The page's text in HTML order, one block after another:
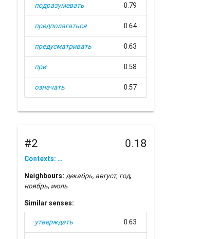
подразумевать 0.79
предполагаться 0.64
предусматривать 0.63
при 0.58
означать 0.57
#2 0.18
Contexts: …
Neighbours: декабрь, август, год,
ноябрь, июль
Similar senses:
утверждать 0.63